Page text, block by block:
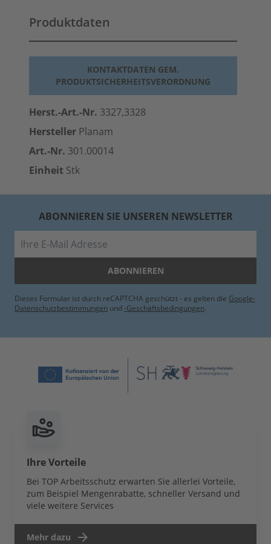
Produktdaten
KONTAKTDATEN GEM.
PRODUKTSICHERHEITSVERORDNUNG
Herst.-Art.-Nr. 3327,3328
Hersteller Planam
Art.-Nr. 301.00014
Einheit Stk
ABONNIEREN SIE UNSEREN NEWSLETTER
ABONNIEREN
Dieses Formular ist durch reCAPTCHA geschützt - es gelten die Google-
Datenschutzbestimmungen und -Geschäftsbedingungen.
Ihre Vorteile
Bei TOP Arbeitsschutz erwarten Sie allerlei Vorteile,
zum Beispiel Mengenrabatte, schneller Versand und
viele weitere Services
Mehr dazu